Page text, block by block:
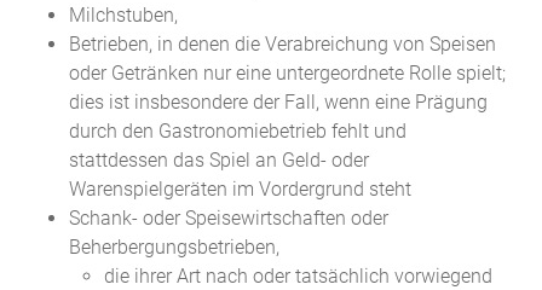
Milchstuben,
Betrieben, in denen die Verabreichung von Speisen
oder Getränken nur eine untergeordnete Rolle spielt;
dies ist insbesondere der Fall, wenn eine Prägung
durch den Gastronomiebetrieb fehlt und
stattdessen das Spiel an Geld- oder
Warenspielgeräten im Vordergrund steht
Schank- oder Speisewirtschaften oder
Beherbergungsbetrieben,
die ihrer Art nach oder tatsächlich vorwiegend